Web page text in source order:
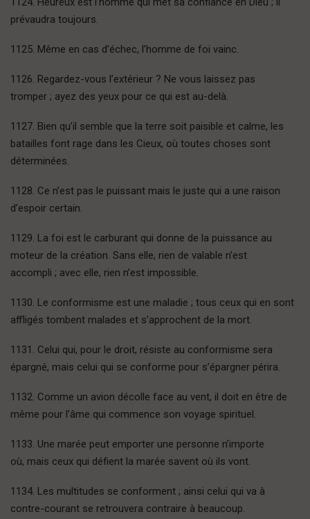
prévaudra toujours.
1125. Même en cas d’échec, l’homme de foi vainc.
1126. Regardez-vous l’extérieur ? Ne vous laissez pas
tromper ; ayez des yeux pour ce qui est au-delà.
1127. Bien qu’il semble que la terre soit paisible et calme, les
batailles font rage dans les Cieux, où toutes choses sont
déterminées.
1128. Ce n’est pas le puissant mais le juste qui a une raison
d’espoir certain.
1129. La foi est le carburant qui donne de la puissance au
moteur de la création. Sans elle, rien de valable n’est
accompli ; avec elle, rien n’est impossible.
1130. Le conformisme est une maladie ; tous ceux qui en sont
affligés tombent malades et s’approchent de la mort.
1131. Celui qui, pour le droit, résiste au conformisme sera
épargné, mais celui qui se conforme pour s’épargner périra.
1132. Comme un avion décolle face au vent, il doit en être de
même pour l’âme qui commence son voyage spirituel.
1133. Une marée peut emporter une personne n’importe
où, mais ceux qui défient la marée savent où ils vont.
1134. Les multitudes se conforment ; ainsi celui qui va à
contre-courant se retrouvera contraire à beaucoup.